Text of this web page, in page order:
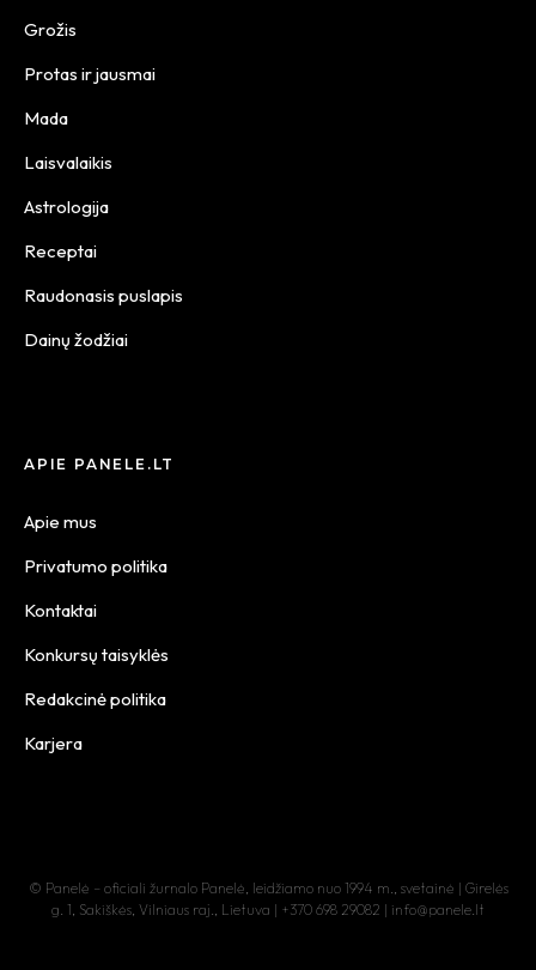
Grožis
Protas ir jausmai
Mada
Laisvalaikis
Astrologija
Receptai
Raudonasis puslapis
Dainų žodžiai
APIE PANELE.LT
Apie mus
Privatumo politika
Kontaktai
Konkursų taisyklės
Redakcinė politika
Karjera
© Panelė – oficiali žurnalo Panelė, leidžiamo nuo 1994 m., svetainė | Girelės
g. 1, Sakiškės, Vilniaus raj., Lietuva | +370 698 29082 | info@panele.lt